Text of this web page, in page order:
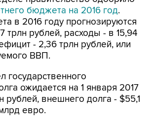
бюджета на 2016 год.
в 2016 году прогнозируются
трлн рублей, расходы - в 15,94
- 2,36 трлн рублей, или
ВВП.
государственного
ожидается на 1 января 2017
рублей, внешнего долга - $55,1
евро.